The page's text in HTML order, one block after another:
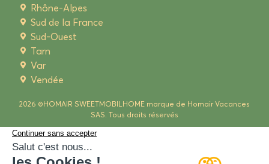
Rhône-Alpes
Sud de la France
Sud-Ouest
Tarn
Var
Vendée
2026 ©HOMAIR SWEETMOBILHOME marque de Homair Vacances
SAS. Tous droits réservés